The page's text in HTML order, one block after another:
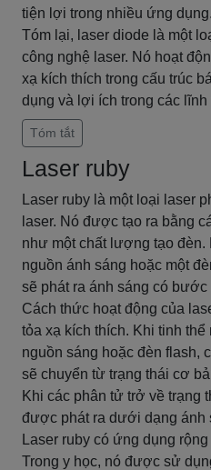
tiện lợi trong nhiều ứng dụng.
Tóm lại, laser diode là một
công nghệ laser. Nó hoạt
xạ kích thích trong cấu trúc
dụng và lợi ích trong các
Tóm tắt
Laser ruby
Laser ruby là một loại laser
laser. Nó được tạo ra bằng
như một chất lượng tạo
nguồn ánh sáng hoặc một
sẽ phát ra ánh sáng có bước
Cách thức hoạt động của
tỏa xạ kích thích. Khi tinh
nguồn sáng hoặc đèn flash,
sẽ chuyển từ trạng thái cơ
Khi các phân tử trở về trạng
được phát ra dưới dạng ánh
Laser ruby có ứng dụng
Trong y học, nó được sử